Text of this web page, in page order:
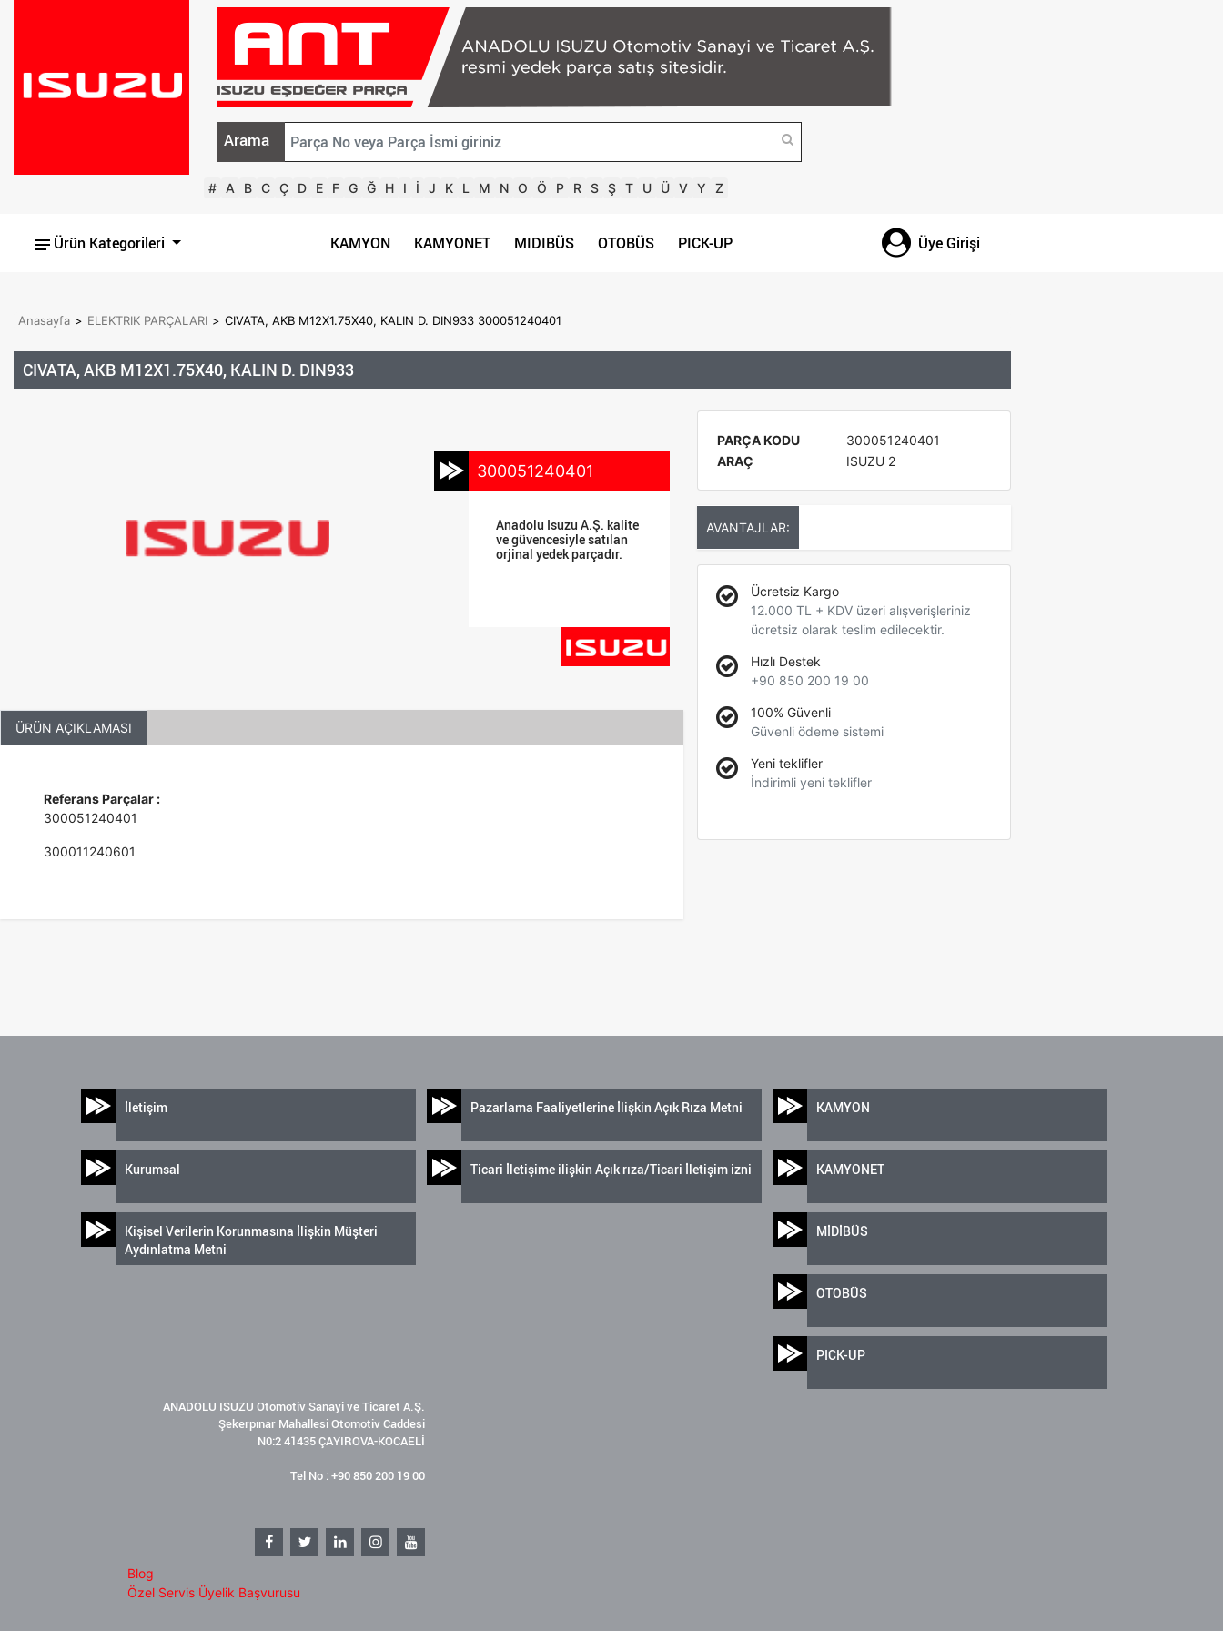
Arama
# A B C Ç D E F G Ğ H I İ J K L M N O Ö P R S Ş T U Ü V Y Z
Ürün Kategorileri KAMYON KAMYONET MIDIBÜS OTOBÜS PICK-UP Üye Girişi
Anasayfa > ELEKTRIK PARÇALARI > CIVATA, AKB M12X1.75X40, KALIN D. DIN933 300051240401
CIVATA, AKB M12X1.75X40, KALIN D. DIN933
300051240401
Anadolu Isuzu A.Ş. kalite
ve güvencesiyle satılan
orjinal yedek parçadır.
ÜRÜN AÇIKLAMASI
Referans Parçalar :
300051240401
300011240601
PARÇA KODU
300051240401
ARAÇ
ISUZU 2
AVANTAJLAR:
Ücretsiz Kargo
12.000 TL + KDV üzeri alışverişleriniz
ücretsiz olarak teslim edilecektir.
Hızlı Destek
+90 850 200 19 00
100% Güvenli
Güvenli ödeme sistemi
Yeni teklifler
İndirimli yeni teklifler
İletişim
Kurumsal
Kişisel Verilerin Korunmasına İlişkin Müşteri
Aydınlatma Metni
Pazarlama Faaliyetlerine İlişkin Açık Rıza Metni
Ticari İletişime ilişkin Açık rıza/Ticari İletişim izni
KAMYON
KAMYONET
MİDİBÜS
OTOBÜS
PICK-UP
ANADOLU ISUZU Otomotiv Sanayi ve Ticaret A.Ş.
Şekerpınar Mahallesi Otomotiv Caddesi
N0:2 41435 ÇAYIROVA-KOCAELİ
Tel No : +90 850 200 19 00
Blog
Özel Servis Üyelik Başvurusu